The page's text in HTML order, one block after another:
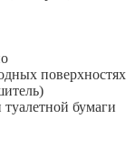
поверхностях
бумаги